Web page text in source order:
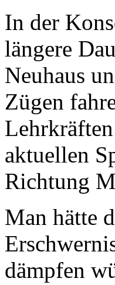
In der
längere
Neuhaus
Zügen
aktuellen
Richtung
Man hätte
dämpfen